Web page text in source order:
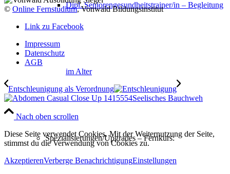
Dipl. Seniorengesundheitstrainer/in – Begleitung
im Alter
Spezialisierungen/Upgrades – Fernkurs:
© Online Fernstudium, Vonwald Bildungsinstitut
Link zu Facebook
Impressum
Datenschutz
AGB
Entschleunigung als Verordnung
Seelisches Bauchweh
Nach oben scrollen
Diese Seite verwendet Cookies. Mit der Weiternutzung der Seite,
stimmst du die Verwendung von Cookies zu.
AkzeptierenVerberge BenachrichtigungEinstellungen